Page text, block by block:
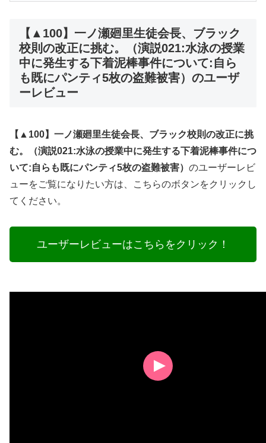
【▲100】一ノ瀬廻里生徒会長、ブラック
校則の改正に挑む。（演説021:水泳の授業
中に発生する下着泥棒事件について:自ら
も既にパンティ5枚の盗難被害）のユーザ
ーレビュー
【▲100】一ノ瀬廻里生徒会長、ブラック校則の改正に挑
む。（演説021:水泳の授業中に発生する下着泥棒事件につ
いて:自らも既にパンティ5枚の盗難被害） のユーザーレビ
ューをご覧になりたい方は、こちらのボタンをクリックし
てください。
ユーザーレビューはこちらをクリック！